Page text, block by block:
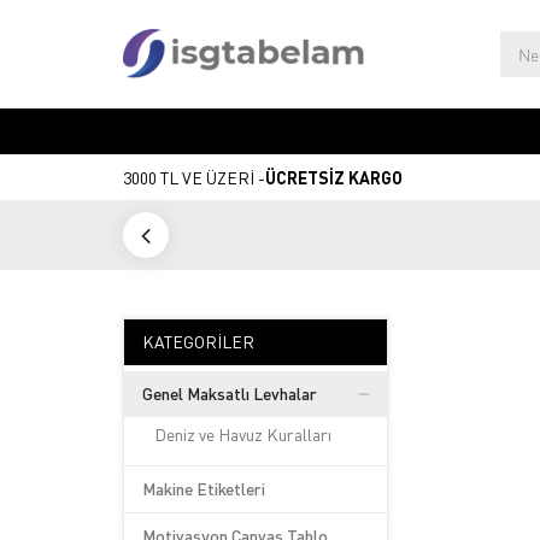
3000 TL VE ÜZERİ -ÜCRETSİZ KARGO
KATEGORILER
Genel Maksatlı Levhalar
Deniz ve Havuz Kuralları
Makine Etiketleri
Motivasyon Canvas Tablo